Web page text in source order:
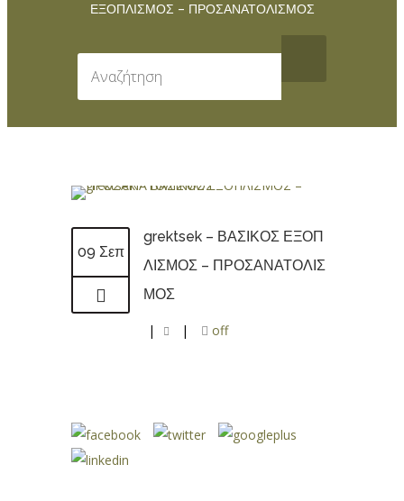
ΕΞΟΠΛΙΣΜΟΣ – ΠΡΟΣΑΝΑΤΟΛΙΣΜΟΣ
09 Σεπ
grektsek – ΒΑΣΙΚΟΣ ΕΞΟΠ
ΛΙΣΜΟΣ – ΠΡΟΣΑΝΑΤΟΛΙΣ
ΜΟΣ
| | off